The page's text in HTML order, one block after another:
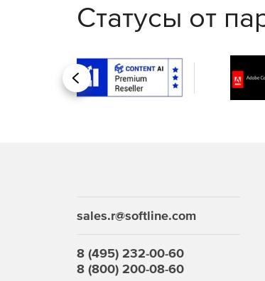
Статусы от
Назад
sales.r@softline.com
8 (495) 232-00-60
8 (800) 200-08-60